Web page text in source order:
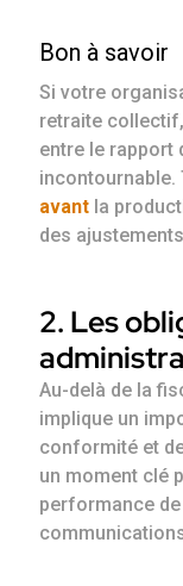
Bon à savoir
Si votre
retraite
entre le rapport
incontournable.
avant la
des
2. Les
Au-delà de la
implique un
conformité et
un moment clé
performance